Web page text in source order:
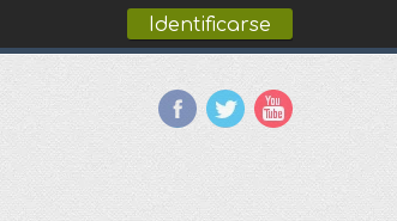
Identificarse